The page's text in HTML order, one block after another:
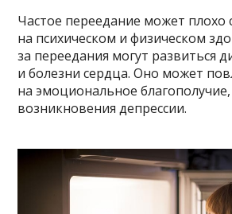
Частое переедание может плохо
на психическом и физическом
за переедания могут развиться
и болезни сердца. Оно может
на эмоциональное
возникновения депрессии.